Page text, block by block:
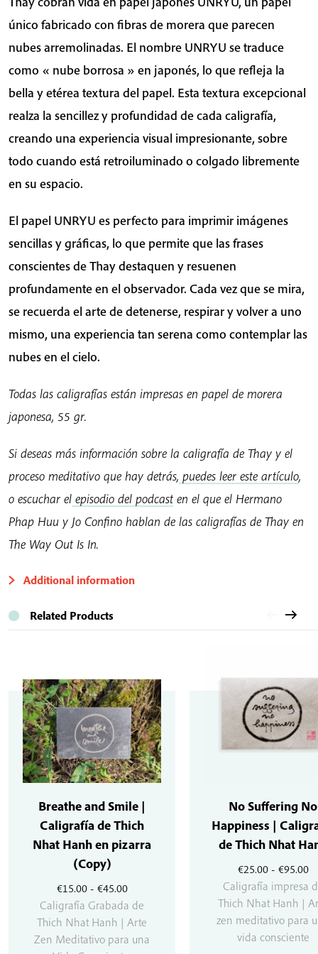
único fabricado con fibras de morera que parecen
nubes arremolinadas. El nombre UNRYU se traduce
como « nube borrosa » en japonés, lo que refleja la
bella y etérea textura del papel. Esta textura excepcional
realza la sencillez y profundidad de cada caligrafía,
creando una experiencia visual impresionante, sobre
todo cuando está retroiluminado o colgado libremente
en su espacio.
El papel UNRYU es perfecto para imprimir imágenes
sencillas y gráficas, lo que permite que las frases
conscientes de Thay destaquen y resuenen
profundamente en el observador. Cada vez que se mira,
se recuerda el arte de detenerse, respirar y volver a uno
mismo, una experiencia tan serena como contemplar las
nubes en el cielo.
Todas las caligrafías están impresas en papel de morera
japonesa, 55 gr.
Si deseas más información sobre la caligrafía de Thay y el
proceso meditativo que hay detrás, puedes leer este artículo,
o escuchar el episodio del podcast en el que el Hermano
Phap Huu y Jo Confino hablan de las caligrafías de Thay en
The Way Out Is In.
Additional information
Related Products
€15.00 - €45.00Rango
de
precios:
desde
Breathe and Smile |
Caligrafía de Thich
Nhat Hanh en pizarra
(Copy)
Caligrafía Grabada de
Thich Nhat Hanh | Arte
Zen Meditativo para una
€25.00 - €95.00
No Suffering No
Happiness |
de Thich Nhat
Caligrafía impresa
Thich Nhat Hanh |
zen meditativo para
vida consciente